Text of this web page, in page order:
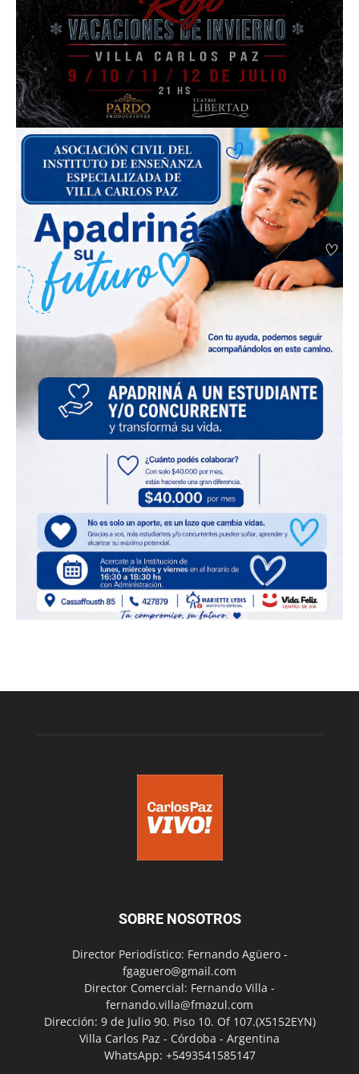
SOBRE NOSOTROS
Director Periodístico: Fernando Agüero -
fgaguero@gmail.com
Director Comercial: Fernando Villa -
fernando.villa@fmazul.com
Dirección: 9 de Julio 90. Piso 10. Of 107.(X5152EYN)
Villa Carlos Paz - Córdoba - Argentina
WhatsApp: +5493541585147